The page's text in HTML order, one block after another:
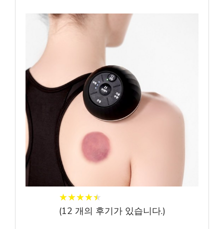
★★★★★
★★★★★
(12 개의 후기가 있습니다.)